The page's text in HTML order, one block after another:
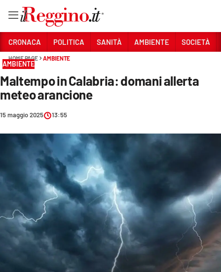
Sezioni
CRONACA
AMBIENTE
SOCIETÀ
CULTURA
ECONOMIA E LAVORO
EVENTI
CRONACA POLITICA SANITÀ AMBIENTE SOCIETÀ
HOME PAGE AMBIENTE
AMBIENTE
Maltempo in Calabria: domani allerta
meteo arancione
15 maggio 2025 13:55